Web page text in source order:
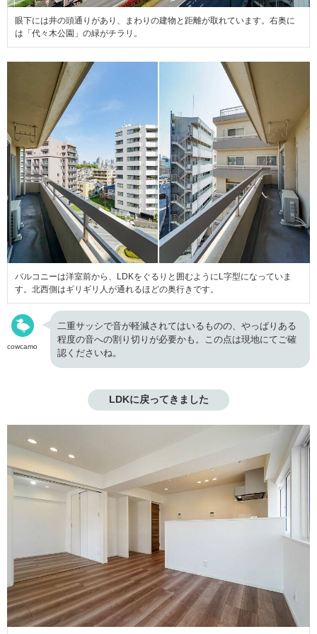
眼下には井の頭通りがあり、まわりの建物と距離が取れています。右奥に
は「代々木公園」の緑がチラリ。
バルコニーは洋室前から、LDKをぐるりと囲むようにL字型になっていま
す。北西側はギリギリ人が通れるほどの奥行きです。
cowcamo
二重サッシで音が軽減されてはいるものの、やっぱりある
程度の音への割り切りが必要かも。この点は現地にてご確
認くださいね。
LDKに戻ってきました